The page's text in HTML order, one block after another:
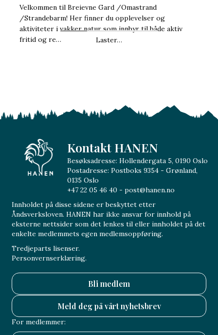
Velkommen til Breievne Gard /Omastrand
/Strandebarm! Her finner du opplevelser og
aktiviteter i vakker natur som innbyr til både aktiv
fritid og re…
Laster…
Kontakt HANEN
Besøksadresse: Hollendergata 5, 0190 Oslo
Postadresse: Postboks 9354 - Grønland,
0135 Oslo
+47 22 05 46 40 - post@hanen.no
Innholdet på disse sidene er beskyttet etter
Åndsverksloven. HANEN har ikke ansvar for innhold på
eksterne nettsider som det lenkes til eller innholdet på det
enkelte medlemmets egen medlemsoppføring.
Tredjeparts lisenser.
Personvernserklæring.
Bli medlem
Meld deg på vårt nyhetsbrev
For medlemmer: